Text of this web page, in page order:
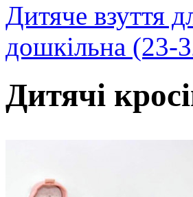
Дитяче взуття
дошкільна (23-
Дитячі